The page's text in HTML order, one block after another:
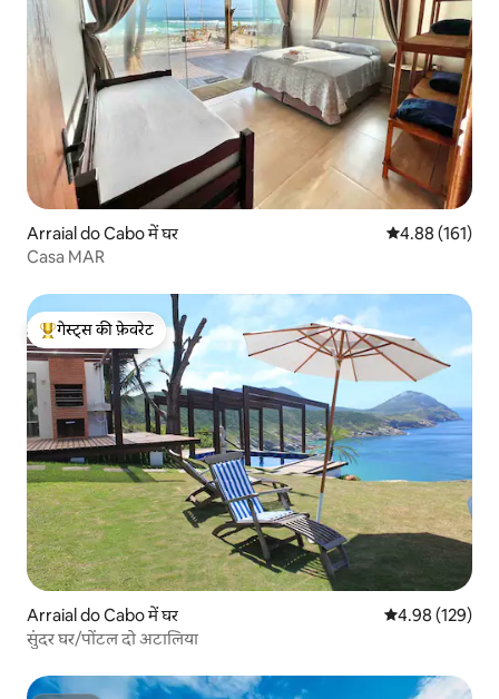
Arraial do Cabo में घर औसत रेटिंग 5 में से
4.88 (161)
Casa MAR
गेस्ट्स का टॉप फ़ेवरेट
गेस्ट्स की फ़ेवरेट
Arraial do Cabo में घर औसत रेटिंग 5 में से
4.98 (129)
सुंदर घर/पोंटल दो अटालिया